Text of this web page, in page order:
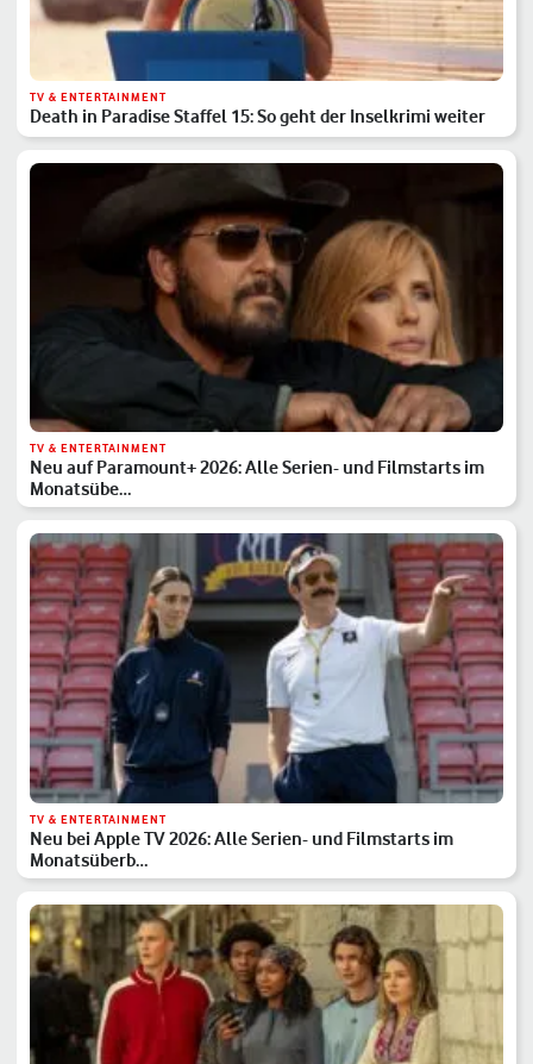
TV & ENTERTAINMENT
Death in Paradise Staffel 15: So geht der Inselkrimi weiter
TV & ENTERTAINMENT
Neu auf Paramount+ 2026: Alle Serien- und Filmstarts im
Monatsübe…
TV & ENTERTAINMENT
Neu bei Apple TV 2026: Alle Serien- und Filmstarts im
Monatsüberb…